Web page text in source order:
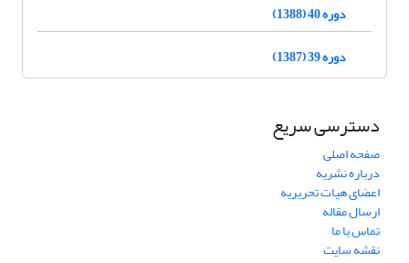
دوره 40 (1388)
دوره 39 (1387)
دسترسی سریع
صفحه اصلی
درباره نشریه
اعضای هیات تحریریه
ارسال مقاله
تماس با ما
نقشه سایت